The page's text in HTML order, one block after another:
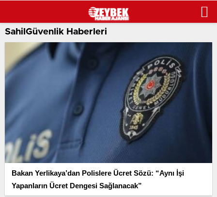
SahilGüvenlik Haberleri
Bakan Yerlikaya’dan Polislere Ücret Sözü: “Aynı İşi
Yapanların Ücret Dengesi Sağlanacak”